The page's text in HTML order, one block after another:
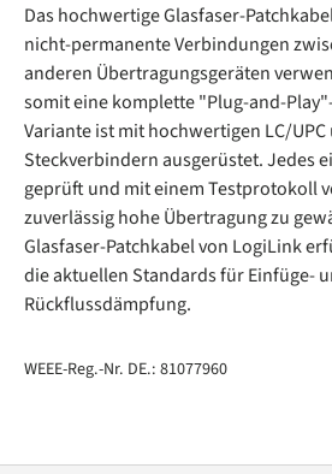
Das hochwertige Glasfaser-
nicht-permanente Verbindungen
anderen Übertragungsgeräten
somit eine komplette "Plug-and-
Variante ist mit hochwertigen LC/UPC
Steckverbindern ausgerüstet. Jedes
geprüft und mit einem Testprotokoll
zuverlässig hohe Übertragung zu
Glasfaser-Patchkabel von LogiLink
die aktuellen Standards für Einfüge-
Rückflussdämpfung.
WEEE-Reg.-Nr. DE.: 81077960